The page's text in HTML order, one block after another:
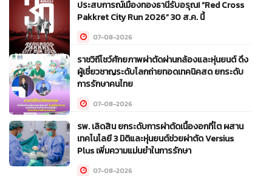
ประสบการณ์เมืองทองธานีรับอรุณ! “Red Cross
Pakkret City Run 2026” 30 ส.ค. นี้
07-08-2026
ราชวิถีโชว์ศักยภาพผ่าตัดผ่านกล้องและหุ่นยนต์ ดึง
ผู้เชี่ยวชาญระดับโลกถ่ายทอดเทคนิคสด ยกระดับ
การรักษาคนไทย
07-08-2026
รพ. เลิดสิน ยกระดับการผ่าตัดเนื้องอกที่ไต ผสาน
เทคโนโลยี 3 มิติและหุ่นยนต์ช่วยผ่าตัด Versius
Plus เพิ่มความแม่นยำในการรักษา
07-08-2026